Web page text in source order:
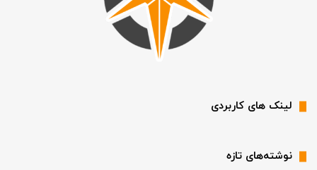
لینک های کاربردی
نوشته‌های تازه